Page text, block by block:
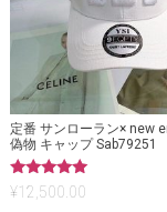
定番 サンローラン× new
偽物 キャップ Sab79251
5段階中
5.00
¥12,500.00